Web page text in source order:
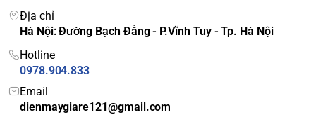
Địa chỉ
Hà Nội: Đường Bạch Đằng - P.Vĩnh Tuy - Tp. Hà Nội
Hotline
0978.904.833
Email
dienmaygiare121@gmail.com